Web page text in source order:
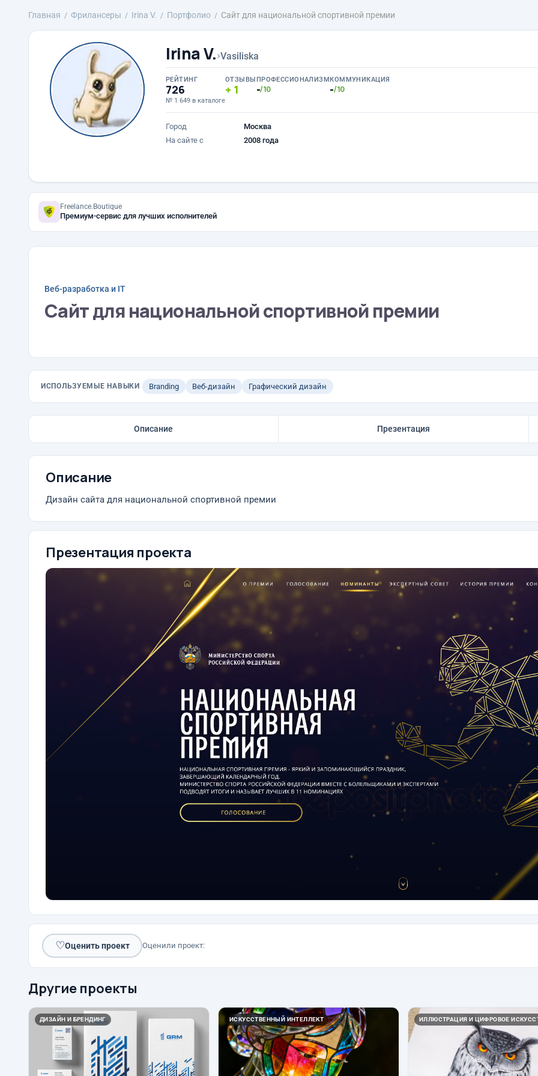
Главная Фрилансеры Irina V. Портфолио Сайт для национальной спортивной премии
Irina V.›Vasiliska
РЕЙТИНГ
726
№ 1 649 в каталоге
ОТЗЫВЫ
1
ПРОФЕССИОНАЛИЗМ
-/10
КОММУНИКАЦИЯ
-/10
Город
Москва
На сайте с
2008 года
Freelance.Boutique
Премиум-сервис для лучших исполнителей
Веб-разработка и IT
Сайт для национальной спортивной премии
ИСПОЛЬЗУЕМЫЕ НАВЫКИ Branding Веб-дизайн Графический дизайн
Описание Презентация
Описание
Дизайн сайта для национальной спортивной премии
Презентация проекта
♡Оценить проект Оценили проект:
Другие проекты
ДИЗАЙН И БРЕНДИНГ ИСКУССТВЕННЫЙ ИНТЕЛЛЕКТ ИЛЛЮСТРАЦИЯ И ЦИФРОВОЕ